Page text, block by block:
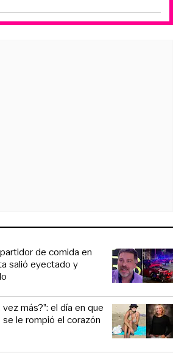
de comida en
salió eyectado y
más?”: el día en que
le rompió el corazón